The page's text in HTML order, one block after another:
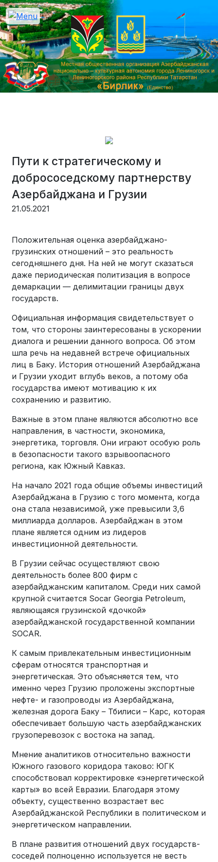
Пути к стратегическому и
добрососедскому партнерству
Азербайджана и Грузии
21.05.2021
Положительная оценка азербайджано-
грузинских отношений – это реальность
сегодняшнего дня. На ней не могут сказаться
даже периодическая политизация в вопросе
демаркации — делимитации границы двух
государств.
Официальная информация свидетельствует о
том, что стороны заинтересованы в ускорении
диалога и решении данного вопроса. Об этом
шла речь на недавней встрече официальных
лиц в Баку. История отношений Азербайджана
и Грузии уходит вглубь веков, а потому оба
государства имеют мотивацию к их
сохранению и развитию.
Важные в этом плане являются абсолютно все
направления, в частности, экономика,
энергетика, торговля. Они играют особую роль
в безопасности такого взрывоопасного
региона, как Южный Кавказ.
На начало 2021 года общие объемы инвестиций
Азербайджана в Грузию с того момента, когда
она стала независимой, уже превысили 3,6
миллиарда долларов. Азербайджан в этом
плане является одним из лидеров
инвестиционной деятельности.
В Грузии сейчас осуществляют свою
деятельность более 800 фирм с
азербайджанским капиталом. Среди них самой
крупной считается Socar Georgia Petroleum,
являющаяся грузинской «дочкой»
азербайджанской государственной компании
SOCAR.
К самым привлекательным инвестиционным
сферам относятся транспортная и
энергетическая. Это объясняется тем, что
именно через Грузию проложены экспортные
нефте- и газопроводы из Азербайджана,
железная дорога Баку – Тбилиси – Карс, которая
обеспечивает большую часть азербайджанских
грузоперевозок с востока на запад.
Мнение аналитиков относительно важности
Южного газового коридора таково: ЮГК
способствовал корректировке «энергетической
карты» во всей Евразии. Благодаря этому
объекту, существенно возрастает вес
Азербайджанской Республики в политическом и
энергетическом направлении.
В плане развития отношений двух государств-
соседей полноценно используется не весть